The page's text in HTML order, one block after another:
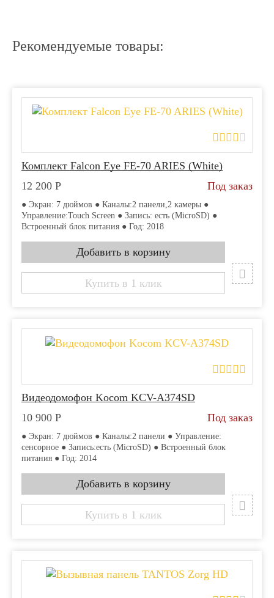
Рекомендуемые товары:
Комплект Falcon Eye FE-70 ARIES (White)
12 200 Р Под заказ
● Экран: 7 дюймов ● Каналы:2 панели,2 камеры ●
Управление:Touch Screen ● Запись: есть (MicroSD) ●
Встроенный блок питания ● Год: 2018
Купить в 1 клик
Видеодомофон Kocom KCV-A374SD
10 900 Р Под заказ
● Экран: 7 дюймов ● Каналы:2 панели ● Управление:
сенсорное ● Запись:есть (MicroSD) ● Встроенный блок
питания ● Год: 2014
Купить в 1 клик